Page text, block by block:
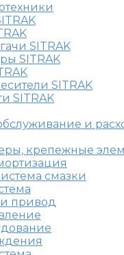
SITRAK
SITRAK
SITRAK
SITRAK
и
крепежные
смазки
привод